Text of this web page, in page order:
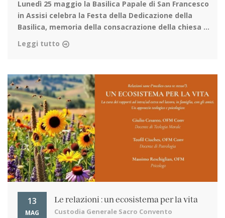
Lunedì 25 maggio la Basilica Papale di San Francesco
in Assisi celebra la Festa della Dedicazione della
Basilica, memoria della consacrazione della chiesa ...
Leggi tutto
13
MAG
Le relazioni : un ecosistema per la vita
Custodia Generale Sacro Convento